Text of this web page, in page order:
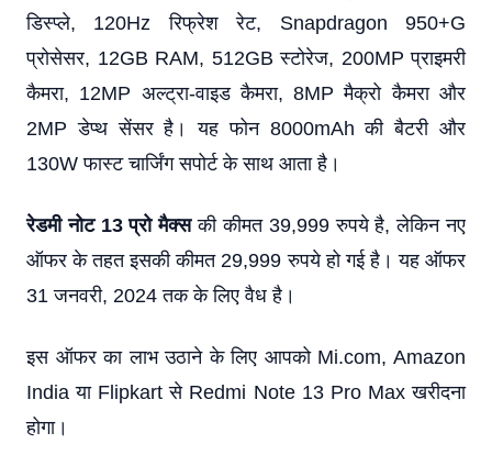
डिस्प्ले, 120Hz रिफ्रेश रेट, Snapdragon 950+G
प्रोसेसर, 12GB RAM, 512GB स्टोरेज, 200MP प्राइमरी
कैमरा, 12MP अल्ट्रा-वाइड कैमरा, 8MP मैक्रो कैमरा और
2MP डेप्थ सेंसर है। यह फोन 8000mAh की बैटरी और
130W फास्ट चार्जिंग सपोर्ट के साथ आता है।
रेडमी नोट 13 प्रो मैक्सकी कीमत 39,999 रुपये है, लेकिन नए
ऑफर के तहत इसकी कीमत 29,999 रुपये हो गई है। यह ऑफर
31 जनवरी, 2024 तक के लिए वैध है।
इस ऑफर का लाभ उठाने के लिए आपको Mi.com, Amazon
India या Flipkart से Redmi Note 13 Pro Max खरीदना
होगा।